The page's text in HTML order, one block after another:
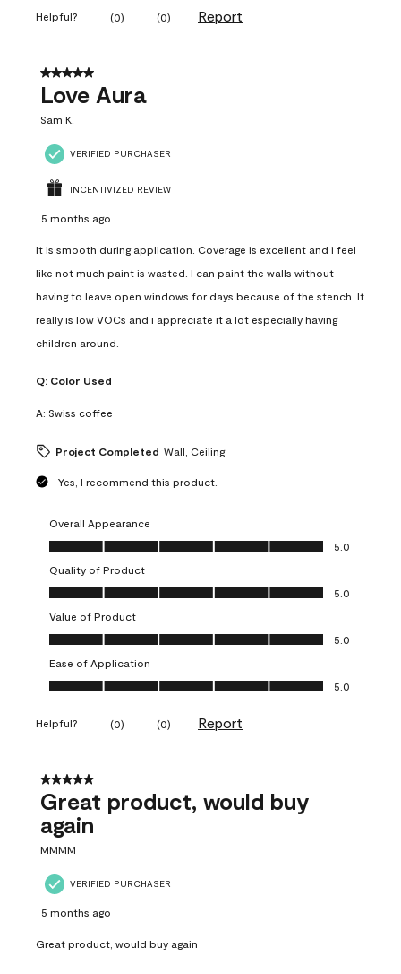
Helpful? (0) (0) Report
5 out of 5 stars.
Love Aura
Sam K.
VERIFIED PURCHASER
INCENTIVIZED REVIEW
5 months ago
It is smooth during application. Coverage is excellent and i feel
like not much paint is wasted. I can paint the walls without
having to leave open windows for days because of the stench. It
really is low VOCs and i appreciate it a lot especially having
children around.
Q: Color Used
A: Swiss coffee
Project Completed Wall, Ceiling
Yes, I recommend this product.
Overall Appearance
Overall Appearance, 5.0 out of 5
5.0
Quality of Product
Quality of Product, 5.0 out of 5
5.0
Value of Product
Value of Product, 5.0 out of 5
5.0
Ease of Application
Ease of Application, 5.0 out of 5
5.0
Helpful? (0) (0) Report
5 out of 5 stars.
Great product, would buy
again
MMMM
VERIFIED PURCHASER
5 months ago
Great product, would buy again